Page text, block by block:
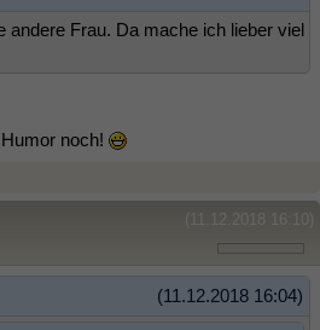
andere Frau. Da mache ich lieber viel
noch!
(11.12.2018 16:10)
(11.12.2018 16:04)